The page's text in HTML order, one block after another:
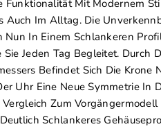
Funktionalität Mit Modernem
Auch Im Alltag. Die
Nun In Einem Schlankeren
Sie Jeden Tag Begleitet. Durch
Befindet Sich Die Krone
Uhr Eine Neue Symmetrie In
Zum
Schlankeres